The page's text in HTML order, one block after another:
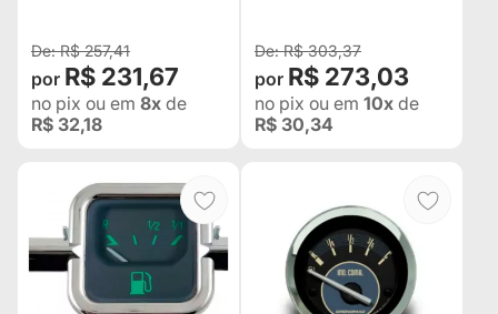
R$ 257,41
R$ 231,67
no pix ou em 8x de
R$ 32,18
R$ 303,37
R$ 273,03
no pix ou em 10x de
R$ 30,34